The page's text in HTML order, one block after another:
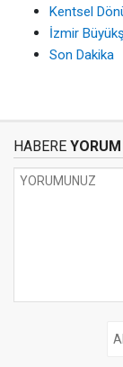
Kentsel
İzmir
Son Dakika
HABERE